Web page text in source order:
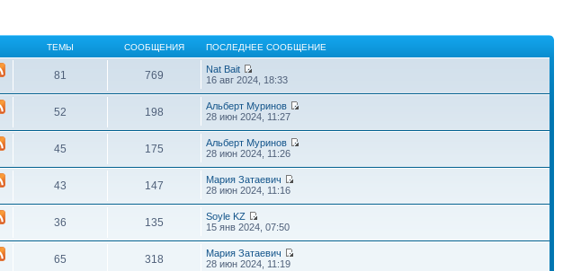
ТЕМЫ СООБЩЕНИЯ ПОСЛЕДНЕЕ СООБЩЕНИЕ
81 769
Nat Bait
16 авг 2024, 18:33
52 198
Альберт Муринов
28 июн 2024, 11:27
45 175
Альберт Муринов
28 июн 2024, 11:26
43 147
Мария Затаевич
28 июн 2024, 11:16
36 135
Soyle KZ
15 янв 2024, 07:50
65 318
Мария Затаевич
28 июн 2024, 11:19